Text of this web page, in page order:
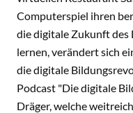
Computerspiel ihren
die digitale Zukunft des
lernen, verändert sich
die digitale
Podcast "Die digitale
Dräger, welche